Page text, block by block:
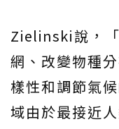
Zielinski說，
網、改變物種
樣性和調節氣
域由於最接近